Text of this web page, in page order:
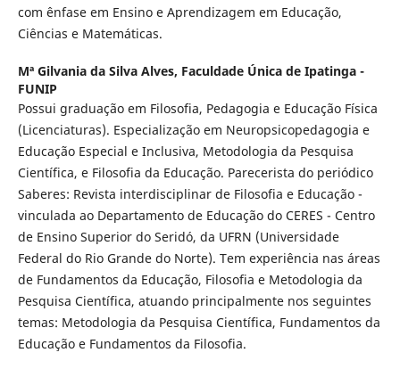
com ênfase em Ensino e Aprendizagem em Educação,
Ciências e Matemáticas.
Mª Gilvania da Silva Alves, Faculdade Única de Ipatinga -
FUNIP
Possui graduação em Filosofia, Pedagogia e Educação Física
(Licenciaturas). Especialização em Neuropsicopedagogia e
Educação Especial e Inclusiva, Metodologia da Pesquisa
Científica, e Filosofia da Educação. Parecerista do periódico
Saberes: Revista interdisciplinar de Filosofia e Educação -
vinculada ao Departamento de Educação do CERES - Centro
de Ensino Superior do Seridó, da UFRN (Universidade
Federal do Rio Grande do Norte). Tem experiência nas áreas
de Fundamentos da Educação, Filosofia e Metodologia da
Pesquisa Científica, atuando principalmente nos seguintes
temas: Metodologia da Pesquisa Científica, Fundamentos da
Educação e Fundamentos da Filosofia.